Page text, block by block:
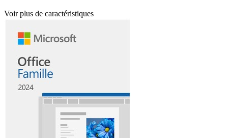
Voir plus de caractéristiques